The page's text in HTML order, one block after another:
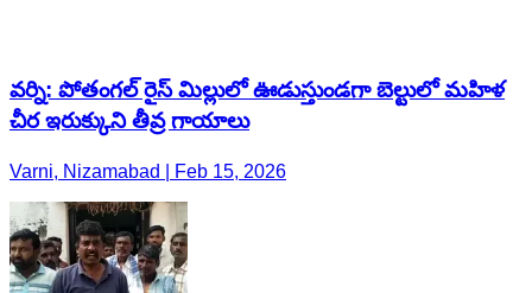
వర్ని: పోతంగల్ రైస్ మిల్లులో ఊడుస్తుండగా బెల్టులో మహిళ
చీర ఇరుక్కుని తీవ్ర గాయాలు
Varni, Nizamabad | Feb 15, 2026